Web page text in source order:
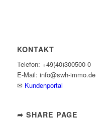
KONTAKT
Telefon: +49(40)300500-0
E-Mail: info@swh-immo.de
✉ Kundenportal
➦ SHARE PAGE